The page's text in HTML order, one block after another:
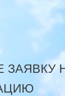
ЗАЯВКУ